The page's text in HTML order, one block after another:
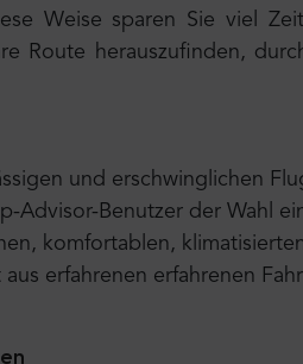
Weise sparen Sie viel
Route herauszufinden,
und erschwinglichen
Advisor-Benutzer der Wahl
komfortablen,
erfahrenen erfahrenen